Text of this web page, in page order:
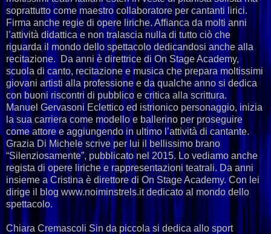
soprattutto come maestro collaboratore per cantanti lirici.
Firma anche regie di opere liriche. Afﬁanca da molti anni
l’attività didattica e non tralascia nulla di tutto ciò che
riguarda il mondo dello spettacolo dedicandosi anche alla
recitazione. Da anni è direttrice di On Stage Academy,
scuola di canto, recitazione e musica che prepara moltissimi
giovani artisti alla professione e da qualche anno si dedica
con buoni riscontri di pubblico e critica alla scrittura.
Manuel Gervasoni Eclettico ed istrionico personaggio, inizia
la sua carriera come modello e ballerino per proseguire
come attore e aggiungendo in ultimo l’attività di cantante.
Grazia Di Michele scrive per lui il bellissimo brano
“Silenziosamente”, pubblicato nel 2015. Lo vediamo anche
regista di opere liriche e rappresentazioni teatrali. Da anni
insieme a Cristina è direttore di On Stage Academy. Con lei
dirige il blog www.noiminstrels.it dedicato al mondo dello
spettacolo.
Chiara Cremascoli Sin da piccola si dedica allo sport